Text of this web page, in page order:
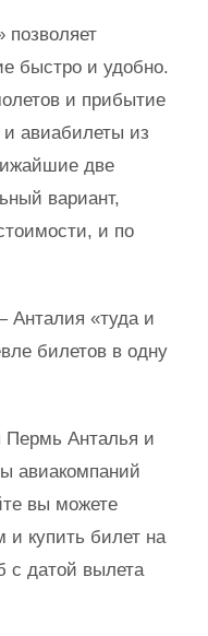
быстро и удобно.
и прибытие
авиабилеты из
две
вариант,
и по
Анталия «туда и
билетов в одну
Анталья и
авиакомпаний
вы можете
и купить билет на
с датой вылета